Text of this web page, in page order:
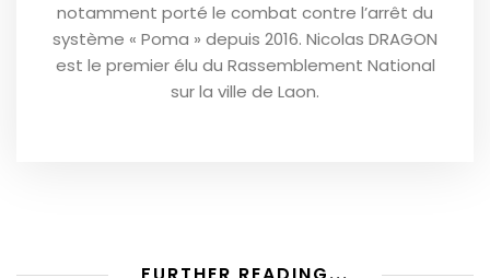
notamment porté le combat contre l’arrêt du
système « Poma » depuis 2016. Nicolas DRAGON
est le premier élu du Rassemblement National
sur la ville de Laon.